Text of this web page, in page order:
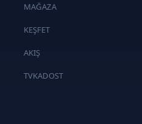
Savunma
İleri düzey
MAĞAZA
KEŞFET
AKIŞ
TVKADOST